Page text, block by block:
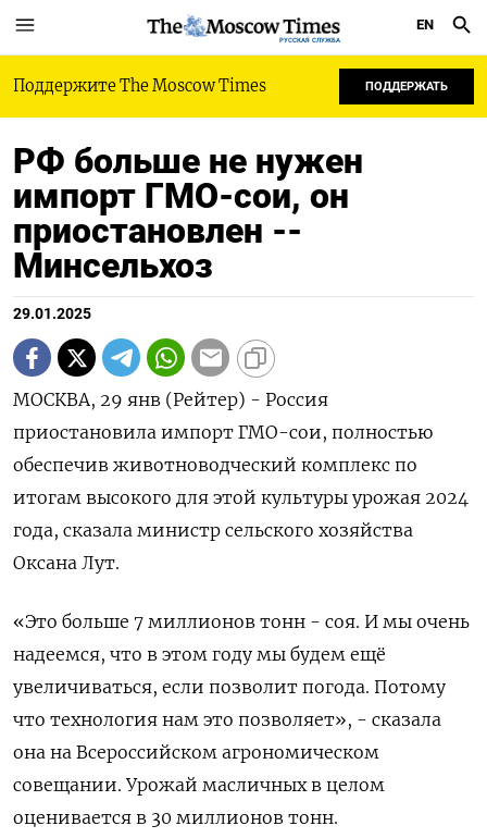
РУССКАЯ СЛУЖБА
EN
Поддержите The Moscow Times ПОДДЕРЖАТЬ
РФ больше не нужен
импорт ГМО-сои, он
приостановлен --
Минсельхоз
29.01.2025
МОСКВА, 29 янв (Рейтер) - Россия
приостановила импорт ГМО-сои, полностью
обеспечив животноводческий комплекс по
итогам высокого для этой культуры урожая 2024
года, сказала министр сельского хозяйства
Оксана Лут.
«Это больше 7 миллионов тонн - соя. И мы очень
надеемся, что в этом году мы будем ещё
увеличиваться, если позволит погода. Потому
что технология нам это позволяет», - сказала
она на Всероссийском агрономическом
совещании. Урожай масличных в целом
оценивается в 30 миллионов тонн.